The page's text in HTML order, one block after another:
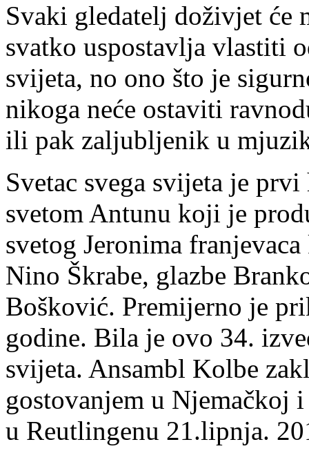
Svaki gledatelj doživjet će
svatko uspostavlja vlastiti
svijeta, no ono što je
nikoga neće ostaviti
ili pak zaljubljenik u
Svetac svega svijeta je
svetom Antunu koji je
svetog Jeronima
Nino Škrabe, glazbe
Bošković. Premijerno je
godine. Bila je ovo 34.
svijeta. Ansambl Kolbe
gostovanjem u
u Reutlingenu 21.lipnja.